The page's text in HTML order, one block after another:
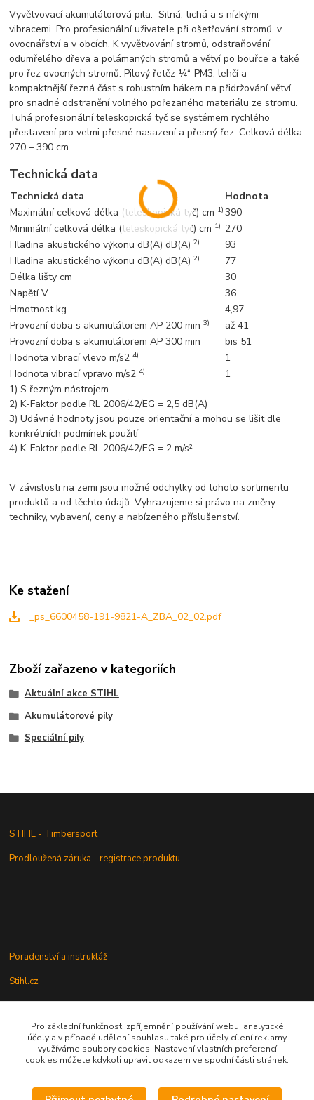
Vyvětvovací akumulátorová pila. Silná, tichá a s nízkými
vibracemi. Pro profesionální uživatele při ošetřování stromů, v
ovocnářství a v obcích. K vyvětvování stromů, odstraňování
odumřelého dřeva a polámaných stromů a větví po bouřce a také
pro řez ovocných stromů. Pilový řetěz ¼“-PM3, lehčí a
kompaktnější řezná část s robustním hákem na přidržování větví
pro snadné odstranění volného pořezaného materiálu ze stromu.
Tuhá profesionální teleskopická tyč se systémem rychlého
přestavení pro velmi přesné nasazení a přesný řez. Celková délka
270 – 390 cm.
Technická data
Technická data
Hodnota
Maximální celková délka (teleskopická tyč) cm 1) 390
Minimální celková délka (teleskopická tyč) cm 1) 270
Hladina akustického výkonu dB(A) dB(A)2)
93
Hladina akustického výkonu dB(A) dB(A)2)
77
Délka lišty cm
30
Napětí V
36
Hmotnost kg
4,97
Provozní doba s akumulátorem AP 200 min3)
až 41
Provozní doba s akumulátorem AP 300 min
bis 51
Hodnota vibrací vlevo m/s24)
1
Hodnota vibrací vpravo m/s24)
1
1) S řezným nástrojem
2) K-Faktor podle RL 2006/42/EG = 2,5 dB(A)
3) Udávné hodnoty jsou pouze orientační a mohou se lišit dle
konkrétních podmínek použití
4) K-Faktor podle RL 2006/42/EG = 2 m/s²
V závislosti na zemi jsou možné odchylky od tohoto sortimentu
produktů a od těchto údajů. Vyhrazujeme si právo na změny
techniky, vybavení, ceny a nabízeného příslušenství.
Ke stažení
_ps_6600458-191-9821-A_ZBA_02_02.pdf
Zboží zařazeno v kategoriích
Aktuální akce STIHL
Akumulátorové pily
Speciální pily
STIHL - Timbersport
Prodloužená záruka - registrace produktu
Poradenství a instruktáž
Stihl.cz
Údržba a servis
Rady a praktické informace
Pro základní funkčnost, zpříjemnění používání webu, analytické
účely a v případě udělení souhlasu také pro účely cílení reklamy
využíváme soubory cookies. Nastavení vlastních preferencí
cookies můžete kdykoli upravit odkazem ve spodní části stránek.